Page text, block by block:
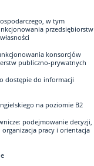
w tym
przedsiębiorstw
konsorcjów
publiczno-prywatnych
dostępie do informacji
na poziomie B2
podejmowanie decyzji,
pracy i orientacja